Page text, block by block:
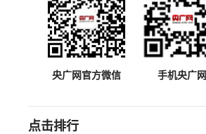
央广网官方微信 手机央广网
点击排行